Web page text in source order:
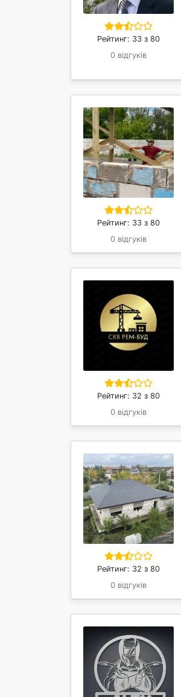
Рейтинг: 33 з 80
0 відгуків
Рейтинг: 33 з 80
0 відгуків
Рейтинг: 32 з 80
0 відгуків
Рейтинг: 32 з 80
0 відгуків